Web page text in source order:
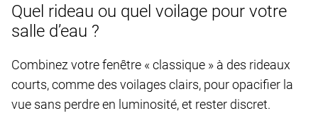
Quel rideau ou quel voilage pour votre
salle d’eau ?
Combinez votre fenêtre « classique » à des rideaux
courts, comme des voilages clairs, pour opacifier la
vue sans perdre en luminosité, et rester discret.